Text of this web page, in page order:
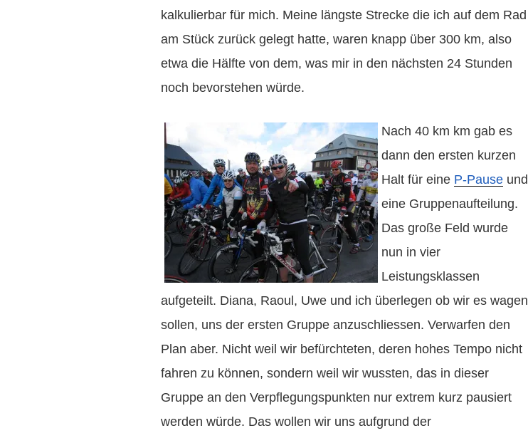
kalkulierbar für mich. Meine längste Strecke die ich auf dem Rad
am Stück zurück gelegt hatte, waren knapp über 300 km, also
etwa die Hälfte von dem, was mir in den nächsten 24 Stunden
noch bevorstehen würde.
Nach 40 km km gab es
dann den ersten kurzen
Halt für eine P-Pause und
eine Gruppenaufteilung.
Das große Feld wurde
nun in vier
Leistungsklassen
aufgeteilt. Diana, Raoul, Uwe und ich überlegen ob wir es wagen
sollen, uns der ersten Gruppe anzuschliessen. Verwarfen den
Plan aber. Nicht weil wir befürchteten, deren hohes Tempo nicht
fahren zu können, sondern weil wir wussten, das in dieser
Gruppe an den Verpflegungspunkten nur extrem kurz pausiert
werden würde. Das wollen wir uns aufgrund der